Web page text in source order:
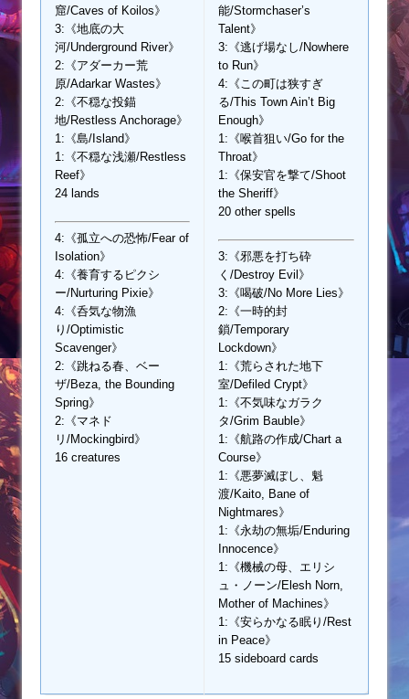
窟/Caves of Koilos》
3:《地底の大
河/Underground River》
2:《アダーカー荒
原/Adarkar Wastes》
2:《不穏な投錨
地/Restless Anchorage》
1:《島/Island》
1:《不穏な浅瀬/Restless
Reef》
24 lands
4:《孤立への恐怖/Fear of
Isolation》
4:《養育するピクシ
ー/Nurturing Pixie》
4:《呑気な物漁
り/Optimistic
Scavenger》
2:《跳ねる春、ベー
ザ/Beza, the Bounding
Spring》
2:《マネド
リ/Mockingbird》
16 creatures
能/Stormchaser’s
Talent》
3:《逃げ場なし/Nowhere
to Run》
4:《この町は狭すぎ
る/This Town Ain’t Big
Enough》
1:《喉首狙い/Go for the
Throat》
1:《保安官を撃て/Shoot
the Sheriff》
20 other spells
3:《邪悪を打ち砕
く/Destroy Evil》
3:《喝破/No More Lies》
2:《一時的封
鎖/Temporary
Lockdown》
1:《荒らされた地下
室/Defiled Crypt》
1:《不気味なガラク
タ/Grim Bauble》
1:《航路の作成/Chart a
Course》
1:《悪夢滅ぼし、魁
渡/Kaito, Bane of
Nightmares》
1:《永劫の無垢/Enduring
Innocence》
1:《機械の母、エリシ
ュ・ノーン/Elesh Norn,
Mother of Machines》
1:《安らかなる眠り/Rest
in Peace》
15 sideboard cards